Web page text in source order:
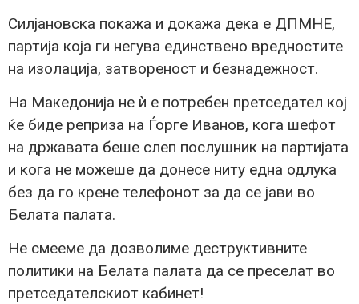
Силјановска покажа и докажа дека е ДПМНЕ,
партија која ги негува единствено вредностите
на изолација, затвореност и безнадежност.
На Македонија не ѝ е потребен претседател кој
ќе биде реприза на Ѓорге Иванов, кога шефот
на државата беше слеп послушник на партијата
и кога не можеше да донесе ниту една одлука
без да го крене телефонот за да се јави во
Белата палата.
Не смееме да дозволиме деструктивните
политики на Белата палата да се преселат во
претседателскиот кабинет!